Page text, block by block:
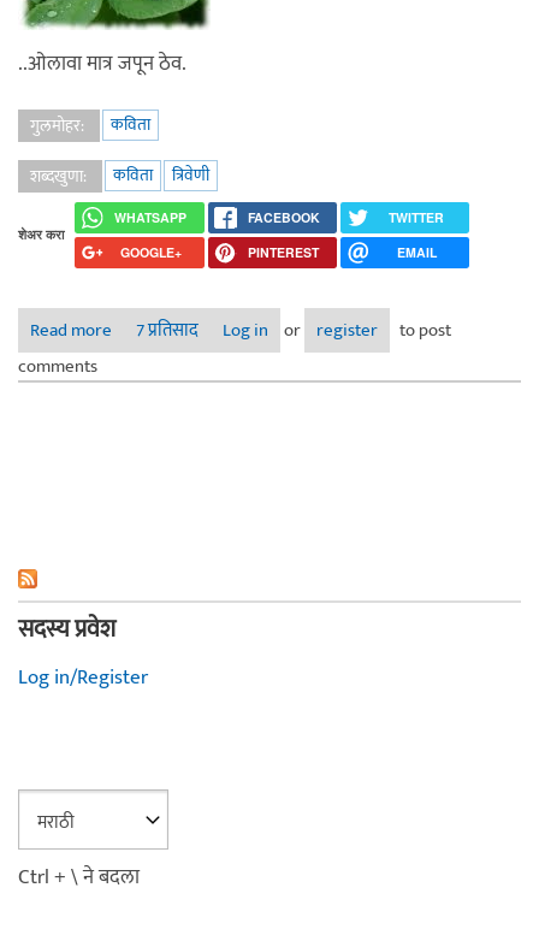
..ओलावा मात्र जपून ठेव.
गुलमोहर:
कविता
शब्दखुणा:
कविता त्रिवेणी
शेअर करा
WHATSAPP FACEBOOK
TWITTER
GOOGLE+
PINTEREST EMAIL
Read more about ओलावा
7 प्रतिसाद Log in or register
to post
comments
सदस्य प्रवेश
Log in/Register
Ctrl + \ ने बदला